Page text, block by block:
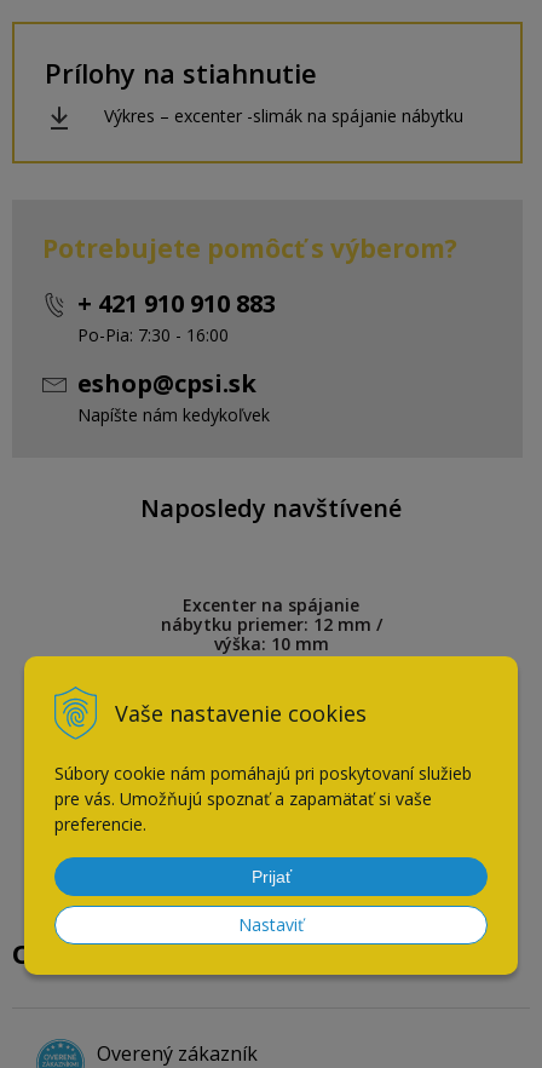
Vaše nastavenie cookies
Súbory cookie nám pomáhajú pri poskytovaní služieb
pre vás. Umožňujú spoznať a zapamätať si vaše
preferencie.
Prijať
Nastaviť
Prílohy na stiahnutie
Výkres – excenter -slimák na spájanie nábytku
Potrebujete pomôcť s výberom?
+ 421 910 910 883
Po-Pia: 7:30 - 16:00
eshop@cpsi.sk
Napíšte nám kedykoľvek
Naposledy navštívené
Excenter na spájanie
nábytku priemer: 12 mm /
výška: 10 mm
Overené našimi zákazníkmi
Overený zákazník